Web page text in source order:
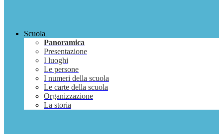
Scuola
Panoramica
Presentazione
I luoghi
Le persone
I numeri della scuola
Le carte della scuola
Organizzazione
La storia